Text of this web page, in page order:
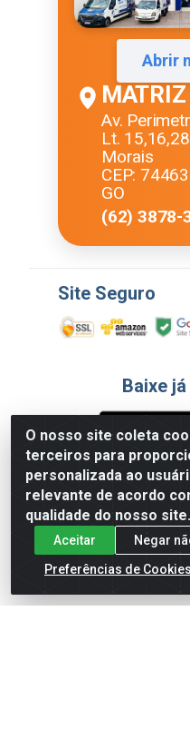
O nosso site coleta
terceiros para
personalizada ao
relevante de acordo
qualidade do nosso site.
Aceitar
Negar
Preferências de Cookies
Abrir
MATRIZ
Av.
Lt.
Morais
CEP:
GO
(62) 3878-
Site Seguro
Baixe
Formas